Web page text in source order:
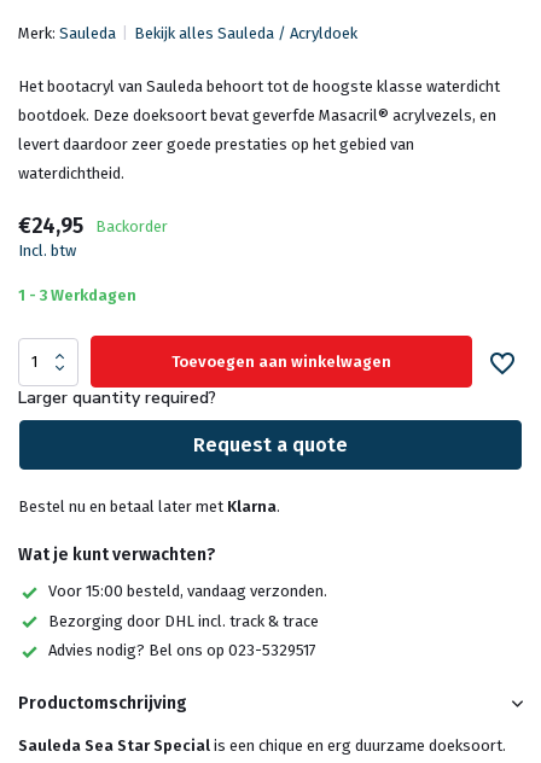
Merk: Sauleda Bekijk alles Sauleda / Acryldoek
Het bootacryl van Sauleda behoort tot de hoogste klasse waterdicht
bootdoek. Deze doeksoort bevat geverfde Masacril® acrylvezels, en
levert daardoor zeer goede prestaties op het gebied van
waterdichtheid.
€24,95
Backorder
Incl. btw
1 - 3 Werkdagen
Toevoegen aan winkelwagen
Larger quantity required?
Request a quote
Bestel nu en betaal later met Klarna.
Wat je kunt verwachten?
Voor 15:00 besteld, vandaag verzonden.
Bezorging door DHL incl. track & trace
Advies nodig? Bel ons op 023-5329517
Productomschrijving
Sauleda Sea Star Special is een chique en erg duurzame doeksoort.